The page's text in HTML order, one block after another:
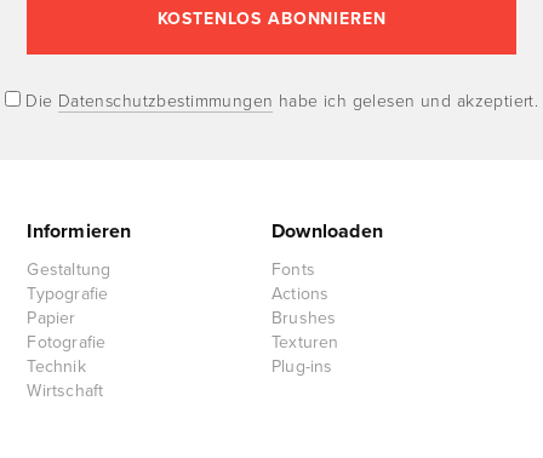
Die Datenschutzbestimmungen habe ich gelesen und akzeptiert.
Informieren
Gestaltung
Typografie
Papier
Fotografie
Technik
Wirtschaft
Downloaden
Fonts
Actions
Brushes
Texturen
Plug-ins